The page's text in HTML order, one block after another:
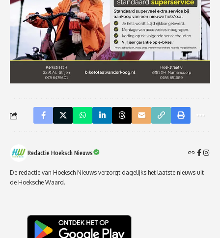
Redactie Hoeksch Nieuws
De redactie van Hoeksch Nieuws verzorgt dagelijks het laatste nieuws uit
de Hoeksche Waard.